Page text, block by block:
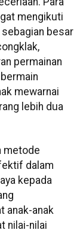
mengikuti
besar
permainan
mewarnai
lebih dua
metode
dalam
kepada
anak-anak
nilai-nilai